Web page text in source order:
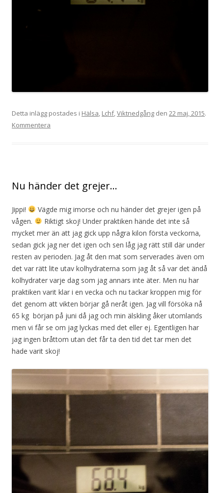
Detta inlägg postades i Hälsa, Lchf,Viktnedgång den 22 maj, 2015.
Kommentera
Nu händer det grejer…
Jippi!
Vägde mig imorse och nu händer det grejer igen på
vågen.
Riktigt skoj! Under praktiken hände det inte så
mycket mer än att jag gick upp några kilon första veckorna,
sedan gick jag ner det igen och sen låg jag rätt still där under
resten av perioden. Jag åt den mat som serverades även om
det var rätt lite utav kolhydraterna som jag åt så var det ändå
kolhydrater varje dag som jag annars inte äter. Men nu har
praktiken varit klar i en vecka och nu tackar kroppen mig för
det genom att vikten börjar gå neråt igen. Jag vill försöka nå
65 kg början på juni då jag och min älskling åker utomlands
men vi får se om jag lyckas med det eller ej. Egentligen har
jag ingen bråttom utan det får ta den tid det tar men det
hade varit skoj!